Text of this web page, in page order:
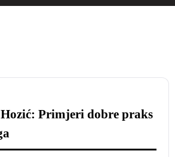
Primjeri dobre praks